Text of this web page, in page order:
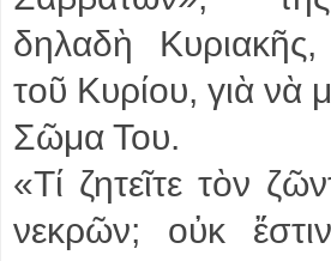
δηλαδὴ
τοῦ Κυρίου, γιὰ νὰ
Σῶμα Του.
«Τί ζητεῖτε τὸν
νεκρῶν; οὐκ